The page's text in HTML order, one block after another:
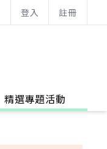
登入 註冊
精選專題活動